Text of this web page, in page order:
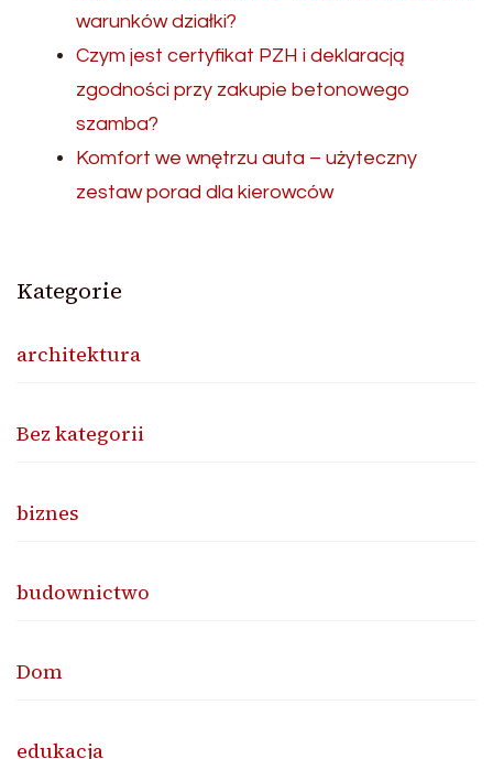
warunków działki?
Czym jest certyfikat PZH i deklaracją
zgodności przy zakupie betonowego
szamba?
Komfort we wnętrzu auta – użyteczny
zestaw porad dla kierowców
Kategorie
architektura
Bez kategorii
biznes
budownictwo
Dom
edukacja